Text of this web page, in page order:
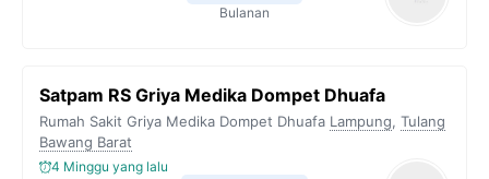
Bulanan
Satpam RS Griya Medika Dompet Dhuafa
Rumah Sakit Griya Medika Dompet Dhuafa Lampung, Tulang
Bawang Barat
4 Minggu yang lalu